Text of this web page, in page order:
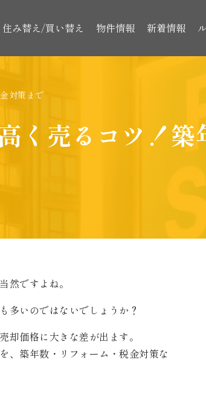
住み替え/買い替え 物件情報 新着情報
対策まで
く売るコツ！
然ですよね。
いのではないでしょうか？
価格に大きな差が出ます。
、築年数・リフォーム・税金対策な